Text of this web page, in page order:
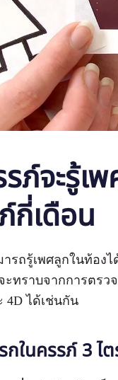
ภ์จะรู้เ
กี่เดือน
รถรู้เพศลูกในท้อง
ะทราบจากการตร
4D ได้เช่นกัน
ในครรภ์ 3 ไ